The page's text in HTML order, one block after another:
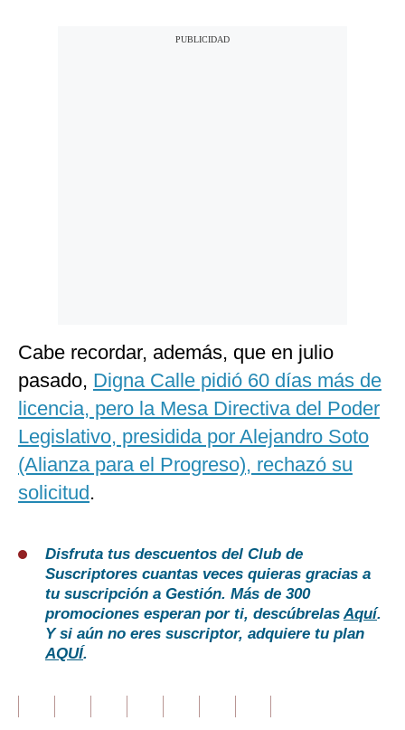
Cabe recordar, además, que en julio
pasado, Digna Calle pidió 60 días más de
licencia, pero la Mesa Directiva del Poder
Legislativo, presidida por Alejandro Soto
(Alianza para el Progreso), rechazó su
solicitud.
Disfruta tus descuentos del Club de
Suscriptores cuantas veces quieras gracias a
tu suscripción a Gestión. Más de 300
promociones esperan por ti, descúbrelasAquí.
Y si aún no eres suscriptor, adquiere tu plan
AQUÍ.